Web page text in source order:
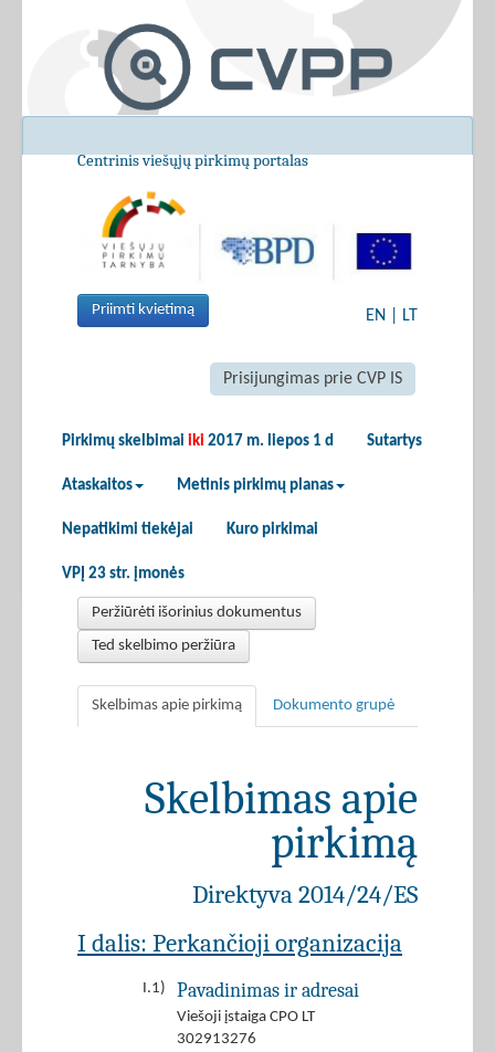
Centrinis viešųjų pirkimų portalas
EN LT
Prisijungimas prie CVP IS
Pirkimų skelbimai iki 2017 m. liepos 1 d Sutartys
Ataskaitos Metinis pirkimų planas
Nepatikimi tiekėjai Kuro pirkimai
VPĮ 23 str. įmonės
Priimti kvietimą
Peržiūrėti išorinius dokumentus
Ted skelbimo peržiūra
Skelbimas apie pirkimą Dokumento grupė
Skelbimas apie
pirkimą
Direktyva 2014/24/ES
I dalis: Perkančioji organizacija
I.1) Pavadinimas ir adresai
Viešoji įstaiga CPO LT
302913276